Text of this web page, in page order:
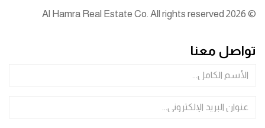
© 2026 Al Hamra Real Estate Co. All rights reserved
تواصل معنا